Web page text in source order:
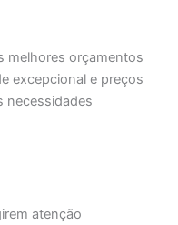
melhores orçamentos
excepcional e preços
necessidades
atenção